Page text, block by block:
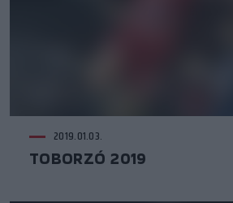
2019.01.03.
TOBORZÓ 2019